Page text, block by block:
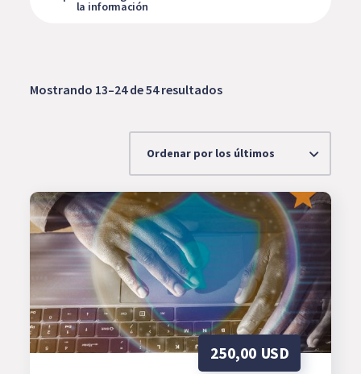
la información
Mostrando 13–24 de 54 resultadosOrdenado
los
últimos
250,00 USD